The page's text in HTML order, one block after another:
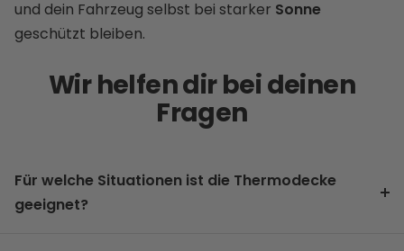
und dein Fahrzeug selbst bei starker Sonne
geschützt bleiben.
Wir helfen dir bei deinen
Fragen
Für welche Situationen ist die Thermodecke
geeignet?